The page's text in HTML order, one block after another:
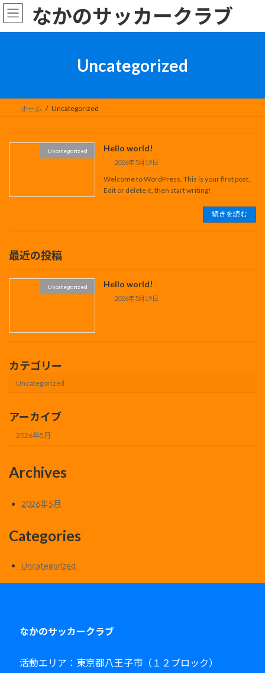
コ
ン
ッ
ナ
ビ
移
なかのサッカークラブ
Uncategorized
ホーム Uncategorized
Uncategorized Hello world!
2026年5月19日
Welcome to WordPress. This is your first post.
Edit or delete it, then start writing!
続きを読む
最近の投稿
Uncategorized Hello world!
2026年5月19日
カテゴリー
Uncategorized
アーカイブ
2026年5月
Archives
2026年5月
Categories
Uncategorized
なかのサッカークラブ
活動エリア：東京都八王子市（１２ブロック）